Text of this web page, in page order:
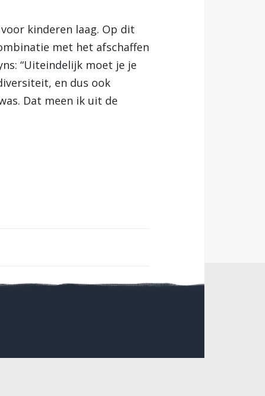
kinderen laag. Op dit
met het afschaffen
“Uiteindelijk moet je je
en dus ook
Dat meen ik uit de